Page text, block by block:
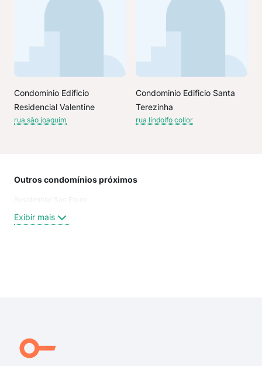
Condominio Edificio
Residencial Valentine
rua são joaquim
Condominio Edificio Santa
Terezinha
rua lindolfo collor
Outros condomínios próximos
Residencial Sao Paulo
Exibir mais